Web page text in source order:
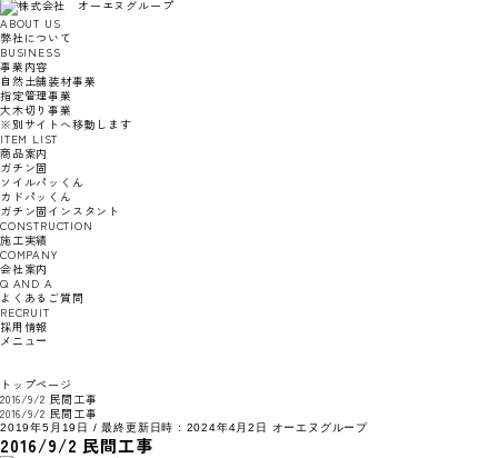
ABOUT US
弊社について
BUSINESS
事業内容
自然土舗装材事業
指定管理事業
大木切り事業
※別サイトへ移動します
ITEM LIST
商品案内
ガチン固
ソイルパッくん
カドパッくん
ガチン固インスタント
CONSTRUCTION
施工実績
COMPANY
会社案内
Q AND A
よくあるご質問
RECRUIT
採用情報
メニュー
トップページ
2016/9/2 民間工事
2016/9/2 民間工事
2019年5月19日 / 最終更新日時 : 2024年4月2日 オーエヌグループ
2016/9/2 民間工事